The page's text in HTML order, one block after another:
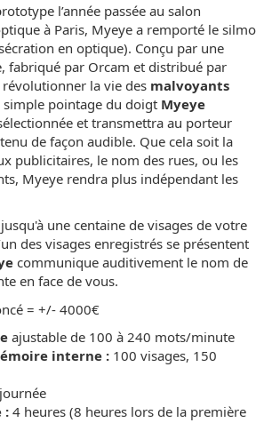
l’année passée au salon
à Paris, Myeye a remporté le silmo
en optique). Conçu par une
fabriqué par Orcam et distribué par
révolutionner la vie des malvoyants
simple pointage du doigt Myeye
et transmettra au porteur
de façon audible. Que cela soit la
publicitaires, le nom des rues, ou les
Myeye rendra plus indépendant les
une centaine de visages de votre
des visages enregistrés se présentent
communique auditivement le nom de
en face de vous.
= +/- 4000€
ajustable de 100 à 240 mots/minute
interne : 100 visages, 150
: 4 heures (8 heures lors de la première